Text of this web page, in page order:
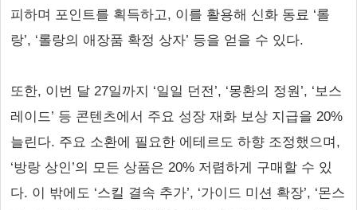
피하며 포인트를 획득하고, 이를 활용해 신화 동료 ‘롤
랑’, ‘롤랑의 애장품 확정 상자’ 등을 얻을 수 있다.
또한, 이번 달 27일까지 ‘일일 던전’, ‘몽환의 정원’, ‘보스
레이드’ 등 콘텐츠에서 주요 성장 재화 보상 지급을 20%
늘린다. 주요 소환에 필요한 에테르도 하향 조정했으며,
‘방랑 상인’의 모든 상품은 20% 저렴하게 구매할 수 있
다. 이 밖에도 ‘스킬 결속 추가’, ‘가이드 미션 확장’, ‘몬스